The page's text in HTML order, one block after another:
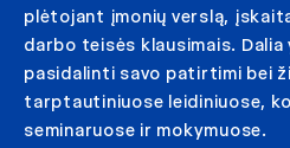
plėtojant įmonių verslą,
darbo teisės klausimais. Dalia
pasidalinti savo patirtimi bei
tarptautiniuose leidiniuose,
seminaruose ir mokymuose.